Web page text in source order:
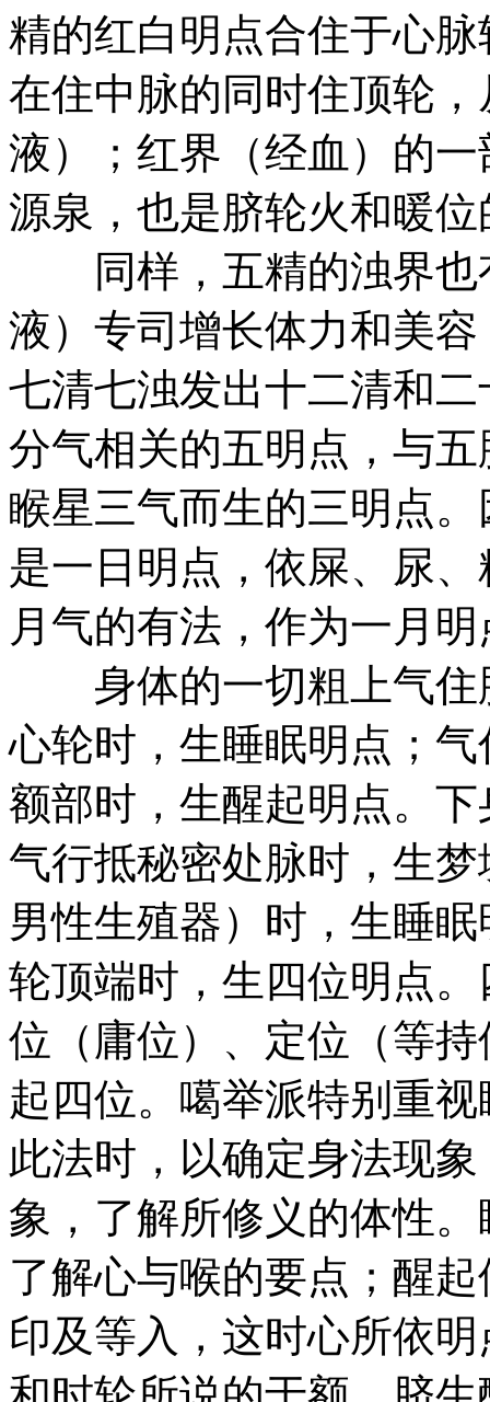
精的红白明点合住于心
在住中脉的同时住顶轮
液）；红界（经血）的
源泉，也是脐轮火和暖
同样，五精的浊界也
液）专司增长体力和美
七清七浊发出十二清和
分气相关的五明点，与
睺星三气而生的三明点
是一日明点，依屎、尿
月气的有法，作为一月明
身体的一切粗上气住
心轮时，生睡眠明点；
额部时，生醒起明点。
气行抵秘密处脉时，生
男性生殖器）时，生睡
轮顶端时，生四位明点
位（庸位）、定位（等
起四位。噶举派特别重
此法时，以确定身法现
象，了解所修义的体性
了解心与喉的要点；醒
印及等入，这时心所依